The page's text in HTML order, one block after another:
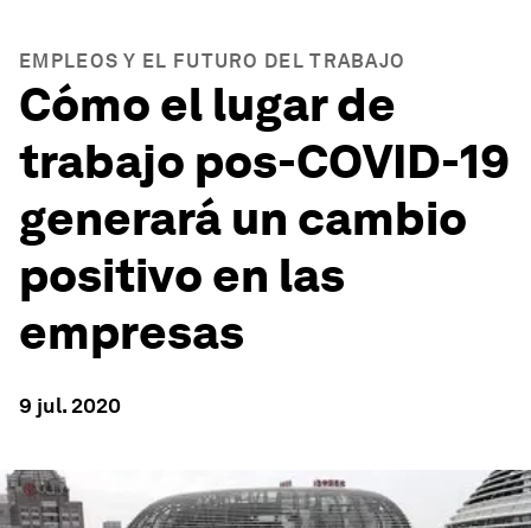
EMPLEOS Y EL FUTURO DEL TRABAJO
Cómo el lugar de
trabajo pos-COVID-19
generará un cambio
positivo en las
empresas
9 jul. 2020